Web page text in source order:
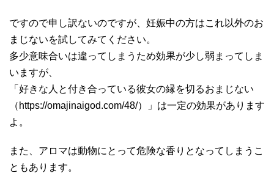
ですので申し訳ないのですが、妊娠中の方はこれ以外のお
まじないを試してみてください。
多少意味合いは違ってしまうため効果が少し弱まってしま
いますが、
「好きな人と付き合っている彼女の縁を切るおまじない
（https://omajinaigod.com/48/）」は一定の効果があります
よ。
また、アロマは動物にとって危険な香りとなってしまうこ
ともあります。